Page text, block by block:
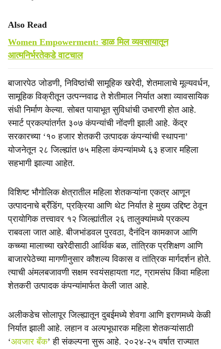
Also Read
Women Empowerment: डाळ मिल व्यवसायातून
आत्मनिर्भरतेकडे वाटचाल
बाजारपेठ जोडणी, निविष्ठांची सामूहिक खरेदी, शेतमालाचे मूल्यवर्धन,
सामूहिक विक्रीतून उत्पन्नवाढ ते शेतीमाल निर्यात अशा व्यावसायिक
संधी निर्माण केल्या. सोबत पायाभूत सुविधांची उभारणी होत आहे.
स्मार्ट प्रकल्पांतर्गत ३०७ कंपन्यांची नोंदणी झाली आहे. केंद्र
सरकारच्या ‘१० हजार शेतकरी उत्पादक कंपन्यांची स्थापना’
योजनेतून २८ जिल्ह्यांत ७५ महिला कंपन्यांमध्ये ६३ हजार महिला
सहभागी झाल्या आहेत.
विशिष्ट भौगोलिक क्षेत्रातील महिला शेतकऱ्यांना एकत्र आणून
उत्पादनाचे ब्रँडिंग, प्रक्रिया आणि थेट निर्यात हे मुख्य उद्दिष्ट ठेवून
प्रायोगिक तत्त्वावर १२ जिल्ह्यांतील २६ तालुक्यांमध्ये प्रकल्प
राबवला जात आहे. बीजभांडवल पुरवठा, दैनंदिन कामकाज आणि
कच्च्या मालाच्या खरेदीसाठी आर्थिक बळ, तांत्रिक प्रशिक्षण आणि
बाजारपेठेच्या मागणीनुसार कौशल्य विकास व तांत्रिक मार्गदर्शन होते.
त्याची अंमलबजावणी सक्षम स्वयंसहायता गट, ग्रामसंघ किंवा महिला
शेतकरी उत्पादक कंपन्यांमार्फत केली जात आहे.
अलीकडेच सोलापूर जिल्ह्यातून दुबईमध्ये शेवगा आणि इराणमध्ये केळी
निर्यात झाली आहे. लहान व अल्पभूधारक महिला शेतकऱ्यांसाठी
‘अवजार बँक’ ही संकल्पना सुरू आहे. २०२४-२५ वर्षात राज्यात